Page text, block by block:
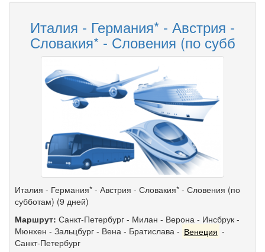
Италия - Германия* - Австрия -
Словакия* - Словения (по субб
Италия - Германия* - Австрия - Словакия* - Словения (по
субботам) (9 дней)
Маршрут: Санкт-Петербург - Милан - Верона - Инсбрук -
Мюнхен - Зальцбург - Вена - Братислава - Венеция -
Санкт-Петербург